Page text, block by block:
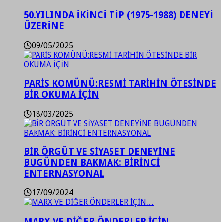
50.YILINDA İKİNCİ TİP (1975-1988) DENEYİ
ÜZERİNE
09/05/2025
PARİS KOMÜNÜ:RESMİ TARİHİN ÖTESİNDE
BİR OKUMA İÇİN
18/03/2025
BİR ÖRGÜT VE SİYASET DENEYİNE
BUGÜNDEN BAKMAK: BİRİNCİ
ENTERNASYONAL
17/09/2024